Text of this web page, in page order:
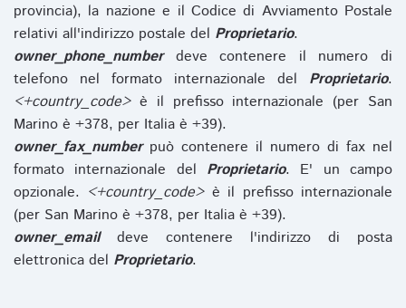
provincia), la nazione e il Codice di Avviamento Postale
relativi all'indirizzo postale del Proprietario.
owner_phone_numberdeve contenere il numero di
telefono nel formato internazionale del Proprietario.
<+country_code>è il prefisso internazionale (per San
Marino è +378, per Italia è +39).
owner_fax_numberpuò contenere il numero di fax nel
formato internazionale del Proprietario. E' un campo
opzionale. <+country_code>è il prefisso internazionale
(per San Marino è +378, per Italia è +39).
owner_emaildeve contenere l'indirizzo di posta
elettronica del Proprietario.